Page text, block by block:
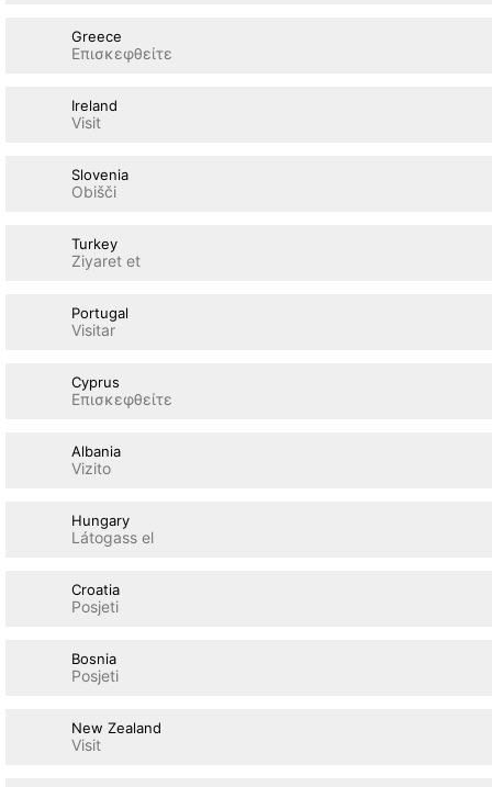
Greece
Επισκεφθείτε
Ireland
Visit
Slovenia
Obišči
Turkey
Ziyaret et
Portugal
Visitar
Cyprus
Επισκεφθείτε
Albania
Vizito
Hungary
Látogass el
Croatia
Posjeti
Bosnia
Posjeti
New Zealand
Visit